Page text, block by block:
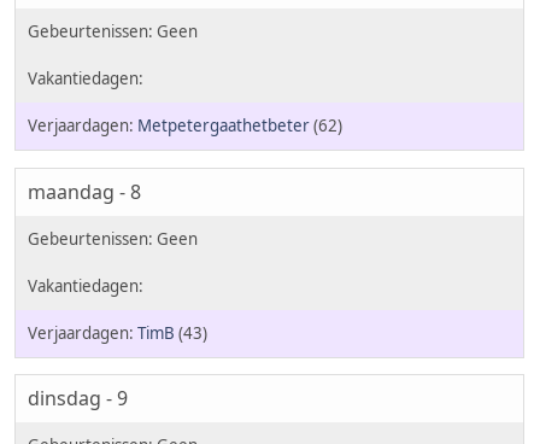
Metpetergaathetbeter(62)
maandag - 8
TimB (43)
dinsdag - 9